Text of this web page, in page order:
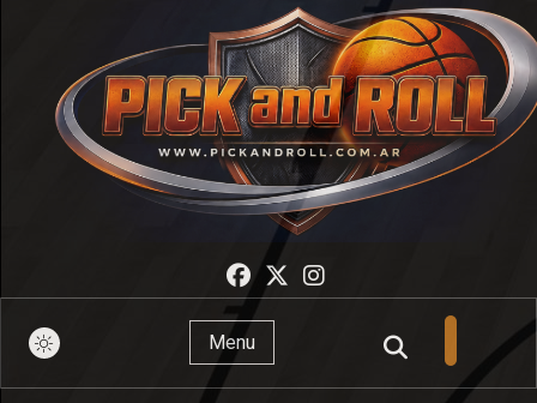
Pick And Roll
Menu